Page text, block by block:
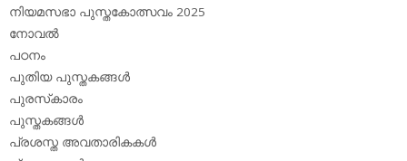
നിയമസഭാ പുസ്തകോത്സവം 2025
നോവല്‍
പഠനം
പുതിയ പുസ്തകങ്ങള്‍
പുരസ്‌കാരം
പുസ്തകങ്ങള്‍
പ്രശസ്ത അവതാരികകള്‍